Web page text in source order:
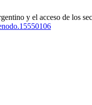
y el acceso de los